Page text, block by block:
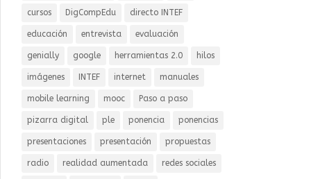
cursos DigCompEdu directo INTEF
educación entrevista evaluación
genially google herramientas 2.0 hilos
imágenes INTEF internet manuales
mobile learning mooc Paso a paso
pizarra digital ple ponencia ponencias
presentaciones presentación propuestas
radio realidad aumentada redes sociales